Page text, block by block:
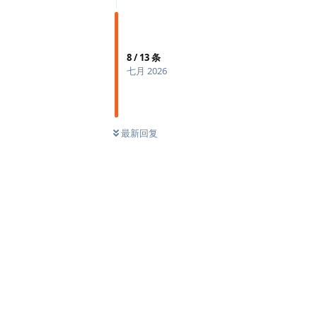
8/13条
七月 2026
最新回复